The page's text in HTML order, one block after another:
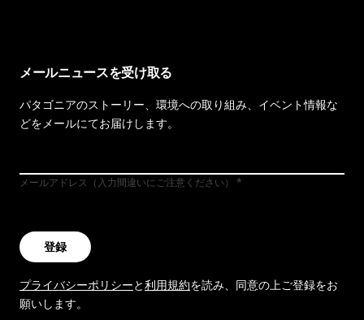
メールニュースを受け取る
パタゴニアのストーリー、環境への取り組み、イベント情報な
どをメールにてお届けします。
メールアドレス（入力間違いにご注意ください）
登録
プライバシーポリシーと利用規約を読み、同意の上ご登録をお
願いします。